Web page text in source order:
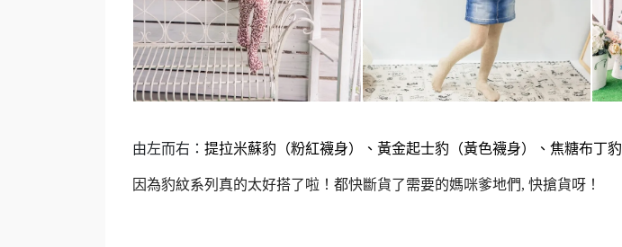
由左而右： 提拉米蘇豹 （粉紅襪身） 、 黃金起士豹 （黃色襪身）、焦糖布丁豹
因為豹紋系列真的太好搭了啦！都快斷貨了需要的媽咪爹地們, 快搶貨呀！